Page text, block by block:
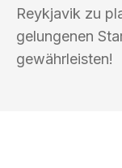
Reykjavik zu
gelungenen
gewährleisten!